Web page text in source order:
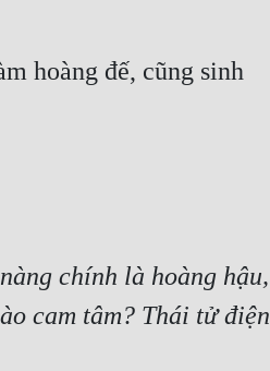
hoàng đế, cũng sinh
chính là hoàng hậu,
cam tâm? Thái tử điện